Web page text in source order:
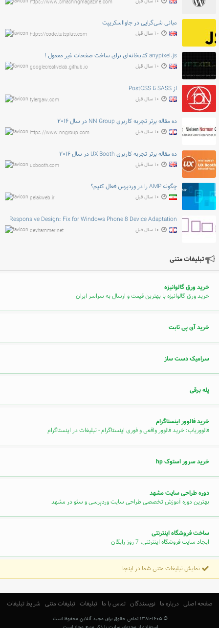
https://www.smashingmagazine.com
مبانی شی‌گرایی در جاوااسکریپت
https://code.tutsplus.com ۱۰ سال قبل
anypixel.js کتابخانه‌ای برای ساخت صفحات غیر معمول !
googlecreativelab.github.io ۱۰ سال قبل
از SASS تا PostCSS
tylergaw.com ۱۰ سال قبل
ده مقاله برتر تجربه کاربری NN Group در سال ۲۰۱۶
https://www.nngroup.com ۱۰ سال قبل
ده مقاله برتر تجربه کاربری UX Booth در سال ۲۰۱۶
uxbooth.com ۱۰ سال قبل
چگونه AMP را در وردپرس فعال کنیم؟
pelakweb.ir ۱۰ سال قبل
Responsive Design: Fix for Windows Phone 8 Device Adaptation
devhammer.net ۱۰ سال قبل
تبلیغات متنی
خرید ورق گالوانیزه
خرید ورق گالوانیزه با بهترین قیمت و ارسال به سراسر ایران
خرید آی پی ثابت
سرامیک دست ساز
پله برقی
خرید فالوور اینستاگرام
فالووریاب: خرید فالوور واقعی و فوری اینستاگرام - تبلیغات در اینستاگرام
خرید سرور استوک hp
دوره طراحی سایت مشهد
بهترین دوره آموزش تخصصی طراحی سایت وردپرسی و سئو در مشهد
ساخت فروشگاه اینترنتی
ایجاد سایت فروشگاه اینترنتی، 7 روز رایگان
نمایش تبلیغات متنی شما در اینجا
صفحه اصلی درباره ما نویسندگان تماس با ما تبلیغات تبلیغات متنی شرایط تبلیغات
© ۱۳۸۱-۱۴۰۵ تمامی حقوق برای مجید آنلاین محفوظ است.